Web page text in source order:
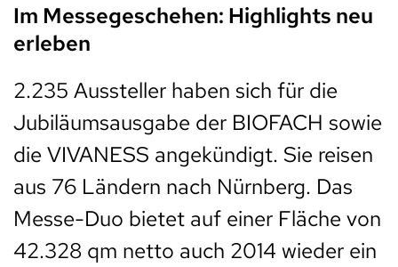
Im Messegeschehen: Highlights neu
erleben
2.235 Aussteller haben sich für die
Jubiläumsausgabe der BIOFACH sowie
die VIVANESS angekündigt. Sie reisen
aus 76 Ländern nach Nürnberg. Das
Messe-Duo bietet auf einer Fläche von
42.328 qm netto auch 2014 wieder ein